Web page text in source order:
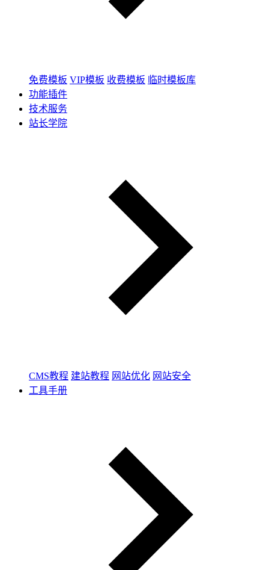
免费模板 VIP模板 收费模板 临时模板库
功能插件
技术服务
站长学院
CMS教程 建站教程 网站优化 网站安全
工具手册